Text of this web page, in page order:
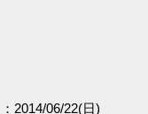
2014/06/22(日)